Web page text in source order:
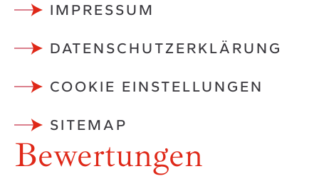
IMPRESSUM
DATENSCHUTZ­ERKLÄRUNG
COOKIE EINSTELLUNGEN
SITEMAP
Bewertungen